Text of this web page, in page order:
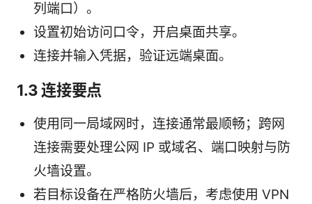
列端口）。
设置初始访问口令，开启桌面共享。
连接并输入凭据，验证远端桌面。
1.3 连接要点
使用同一局域网时，连接通常最顺畅；跨网
连接需要处理公网 IP 或域名、端口映射与防
火墙设置。
若目标设备在严格防火墙后，考虑使用 VPN